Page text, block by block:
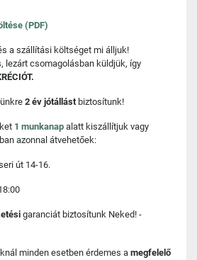
(PDF)
a szállítási költséget mi álljuk!
lezárt csomagolásban küldjük, így
2 év jótállást biztosítunk!
1 munkanap alatt kiszállítjuk vagy
azonnal átvehetőek:
út 14-16.
garanciát biztosítunk Neked! -
minden esetben érdemes a megfelelő